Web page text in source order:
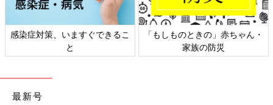
感染症対策、いますぐできるこ
と
「もしものときの」赤ちゃん・
家族の防災
最新号